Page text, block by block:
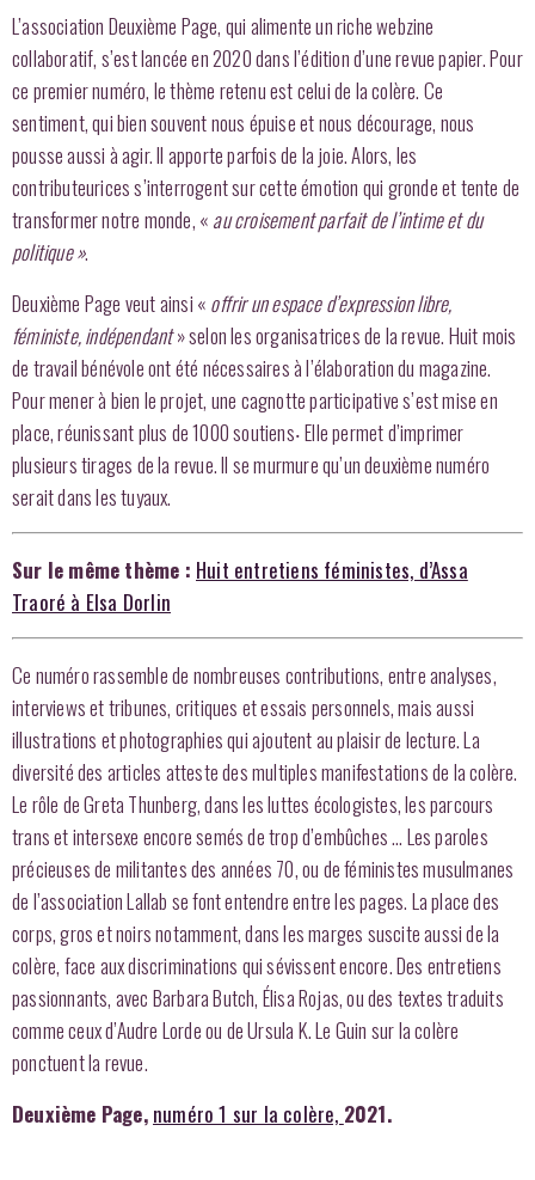
L’association Deuxième Page, qui alimente un riche webzine
collaboratif, s’est lancée en 2020 dans l’édition d’une revue papier. Pour
ce premier numéro, le thème retenu est celui de la colère. Ce
sentiment, qui bien souvent nous épuise et nous décourage, nous
pousse aussi à agir. Il apporte parfois de la joie. Alors, les
contributeurices s’interrogent sur cette émotion qui gronde et tente de
transformer notre monde, « au croisement parfait de l’intime et du
politique ».
Deuxième Page veut ainsi « offrir un espace d’expression libre,
féministe, indépendant» selon les organisatrices de la revue. Huit mois
de travail bénévole ont été nécessaires à l’élaboration du magazine.
Pour mener à bien le projet, une cagnotte participative s’est mise en
place, réunissant plus de 1000 soutiens‧ Elle permet d’imprimer
plusieurs tirages de la revue. Il se murmure qu’un deuxième numéro
serait dans les tuyaux.
Sur le même thème : Huit entretiens féministes, d’Assa
Traoré à Elsa Dorlin
Ce numéro rassemble de nombreuses contributions, entre analyses,
interviews et tribunes, critiques et essais personnels, mais aussi
illustrations et photographies qui ajoutent au plaisir de lecture. La
diversité des articles atteste des multiples manifestations de la colère.
Le rôle de Greta Thunberg, dans les luttes écologistes, les parcours
trans et intersexe encore semés de trop d’embûches … Les paroles
précieuses de militantes des années 70, ou de féministes musulmanes
de l’association Lallab se font entendre entre les pages. La place des
corps, gros et noirs notamment, dans les marges suscite aussi de la
colère, face aux discriminations qui sévissent encore. Des entretiens
passionnants, avec Barbara Butch, Élisa Rojas, ou des textes traduits
comme ceux d’Audre Lorde ou de Ursula K. Le Guin sur la colère
ponctuent la revue.
Deuxième Page, numéro 1 sur la colère, 2021.